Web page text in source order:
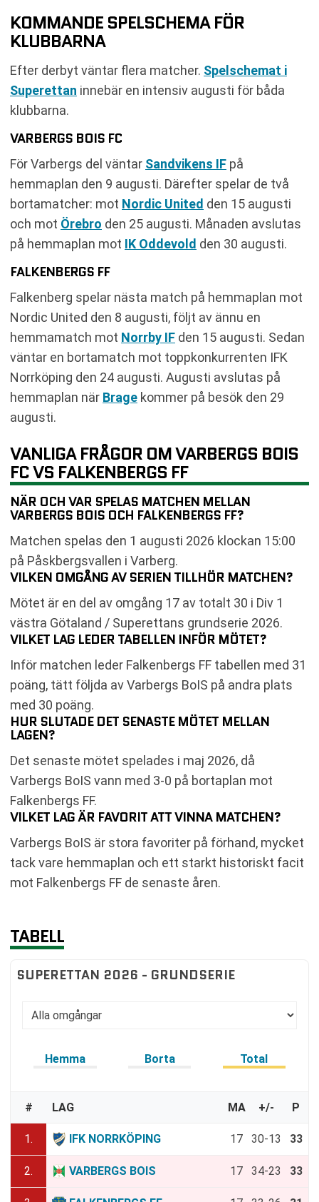
KOMMANDE SPELSCHEMA FÖR
KLUBBARNA
Efter derbyt väntar flera matcher. Spelschemat i
Superettan innebär en intensiv augusti för båda
klubbarna.
VARBERGS BOIS FC
För Varbergs del väntar Sandvikens IF på
hemmaplan den 9 augusti. Därefter spelar de två
bortamatcher: mot Nordic United den 15 augusti
och mot Örebro den 25 augusti. Månaden avslutas
på hemmaplan mot IK Oddevold den 30 augusti.
FALKENBERGS FF
Falkenberg spelar nästa match på hemmaplan mot
Nordic United den 8 augusti, följt av ännu en
hemmamatch mot Norrby IF den 15 augusti. Sedan
väntar en bortamatch mot toppkonkurrenten IFK
Norrköping den 24 augusti. Augusti avslutas på
hemmaplan när Brage kommer på besök den 29
augusti.
VANLIGA FRÅGOR OM VARBERGS BOIS
FC VS FALKENBERGS FF
NÄR OCH VAR SPELAS MATCHEN MELLAN
VARBERGS BOIS OCH FALKENBERGS FF?
Matchen spelas den 1 augusti 2026 klockan 15:00
på Påskbergsvallen i Varberg.
VILKEN OMGÅNG AV SERIEN TILLHÖR MATCHEN?
Mötet är en del av omgång 17 av totalt 30 i Div 1
västra Götaland / Superettans grundserie 2026.
VILKET LAG LEDER TABELLEN INFÖR MÖTET?
Inför matchen leder Falkenbergs FF tabellen med 31
poäng, tätt följda av Varbergs BoIS på andra plats
med 30 poäng.
HUR SLUTADE DET SENASTE MÖTET MELLAN
LAGEN?
Det senaste mötet spelades i maj 2026, då
Varbergs BoIS vann med 3-0 på bortaplan mot
Falkenbergs FF.
VILKET LAG ÄR FAVORIT ATT VINNA MATCHEN?
Varbergs BoIS är stora favoriter på förhand, mycket
tack vare hemmaplan och ett starkt historiskt facit
mot Falkenbergs FF de senaste åren.
TABELL
SUPERETTAN 2026 - GRUNDSERIE
Hemma Borta Total
# LAG MA +/- P
1. IFK NORRKÖPING 17 30-13 33
2. VARBERGS BOIS 17 34-23 33